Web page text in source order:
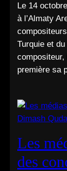
Le 14
à l’Almaty
Turquie et
première sa
Les
des